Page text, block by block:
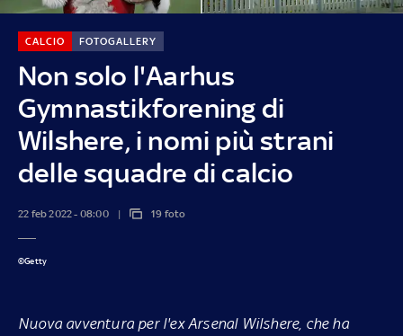
Non solo l'Aarhus
Gymnastikforening di
Wilshere, i nomi più strani
delle squadre di calcio
CALCIO FOTOGALLERY
22 feb 2022 - 08:00 19 foto
©Getty
Nuova avventura per l'ex Arsenal Wilshere, che ha